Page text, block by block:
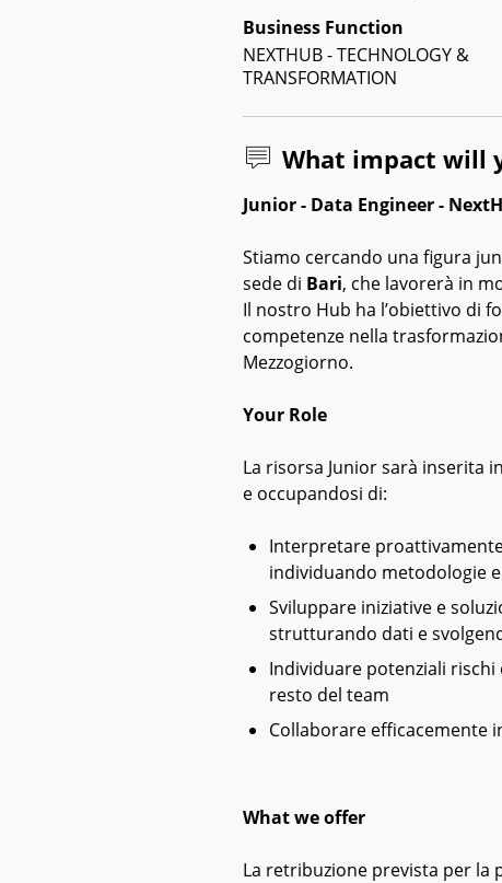
Business Function
NEXTHUB - TECHNOLOGY &
TRANSFORMATION
What impact will
Junior - Data Engineer -
Stiamo cercando una figura
sede di Bari, che lavorerà in
Il nostro Hub ha l’obiettivo di
competenze nella
Mezzogiorno.
Your Role
La risorsa Junior sarà inserita
e occupandosi di:
Interpretare
individuando metodologie
Sviluppare iniziative e
strutturando dati e
Individuare potenziali
resto del team
Collaborare efficacemente
What we offer
La retribuzione prevista per la